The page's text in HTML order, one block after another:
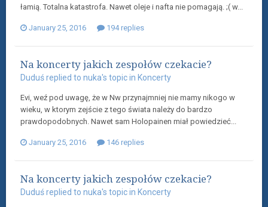
łamią. Totalna katastrofa. Nawet oleje i nafta nie pomagają. ;( w...
January 25, 2016 194 replies
Na koncerty jakich zespołów czekacie?
Duduśreplied to nuka's topic in Koncerty
Evi, weź pod uwagę, że w Nw przynajmniej nie mamy nikogo w
wieku, w ktorym zejście z tego świata należy do bardzo
prawdopodobnych. Nawet sam Holopainen miał powiedzieć...
January 25, 2016 146 replies
Na koncerty jakich zespołów czekacie?
Duduśreplied to nuka's topic in Koncerty